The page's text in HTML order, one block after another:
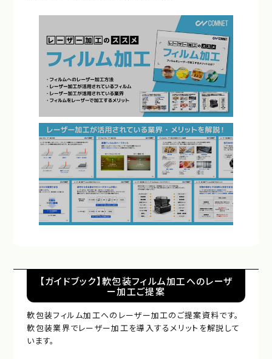
【ガイドブック】軟包装フィルム加工へのレーザ
ー加工ご提案
軟包装フィルム加工へのレーザー加工のご提案資料です。
軟包装業界でレーザー加工を導入するメリットを解説して
います。